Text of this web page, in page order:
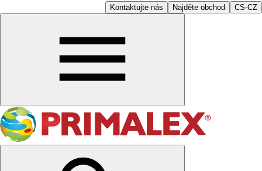
Kontaktujte nás Najděte obchod CS-CZ